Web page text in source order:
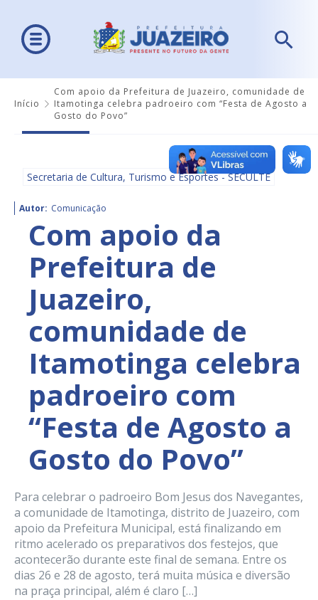
Início
Com apoio da Prefeitura de Juazeiro, comunidade de
Itamotinga celebra padroeiro com “Festa de Agosto a
Gosto do Povo”
Secretaria de Cultura, Turismo e Esportes - SECULTE
Autor: Comunicação
Com apoio da
Prefeitura de
Juazeiro,
comunidade de
Itamotinga celebra
padroeiro com
“Festa de Agosto a
Gosto do Povo”
Para celebrar o padroeiro Bom Jesus dos Navegantes,
a comunidade de Itamotinga, distrito de Juazeiro, com
apoio da Prefeitura Municipal, está finalizando em
ritmo acelerado os preparativos dos festejos, que
acontecerão durante este final de semana. Entre os
dias 26 e 28 de agosto, terá muita música e diversão
na praça principal, além é claro […]